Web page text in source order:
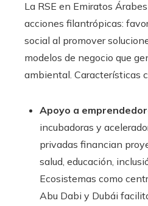
La RSE en Emiratos
acciones filantrópicas:
social al promover
modelos de negocio que
ambiental. Características
Apoyo a
incubadoras y
privadas financian
salud, educación,
Ecosistemas como
Abu Dabi y Dubái